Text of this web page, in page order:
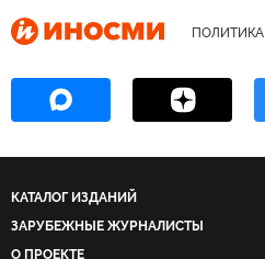
ПОЛИТИКА
КАТАЛОГ ИЗДАНИЙ
ЗАРУБЕЖНЫЕ ЖУРНАЛИСТЫ
О ПРОЕКТЕ